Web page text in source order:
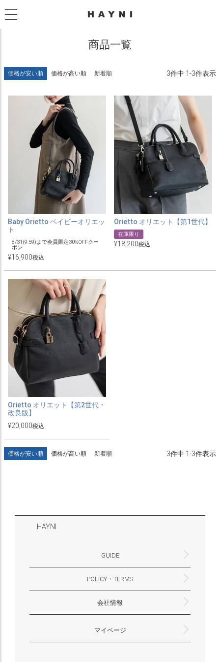
商品一覧
価格が安い順 価格が高い順 新着順 3件中 1-3件表示
Baby Orietto ベイビーオリエッ
ト
8/31(9:59)まで会員限定30%OFFクー
ポン
¥16,900税込
Orietto オリエット【第1世代】
在庫限り
¥18,200税込
Orietto オリエット【第2世代・
改良版】
¥20,000税込
価格が安い順 価格が高い順 新着順 3件中 1-3件表示
HAYNI
GUIDE
よくあるご質問・お問合せ
お支払いについて
配送・送料について
ギフトサービスについて
一緒に働く？(HAYNI採用情報サイトへ)
for Foreigners (overseas delivery)
POLICY・TERMS
返品・交換について
プライバシーポリシー
特定商取引法に基づく表示
外部送信ポリシー
会社情報
大阪府大阪市淀川区十八条3-9-35
電話番号：06-6868-9671
※お電話でのお問合せ受付は行っておりません
メール：support@hayni.jp
お問い合わせはこちらからお願いいたします
営業時間：10：00～15：00（金曜日は14：00ま
定休日： 土・日・祝祭日
※土日祝祭日はお休みをいただきます。
メールの返信は翌営業日となりますので、ご了承
マイページ